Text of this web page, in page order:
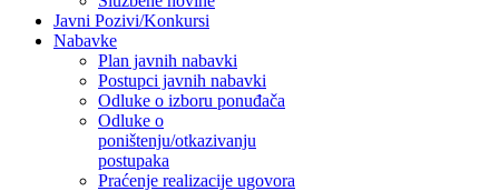
Javni Pozivi/Konkursi
Nabavke
Plan javnih nabavki
Postupci javnih nabavki
Odluke o izboru ponuđača
Odluke o
poništenju/otkazivanju
postupaka
Praćenje realizacije ugovora